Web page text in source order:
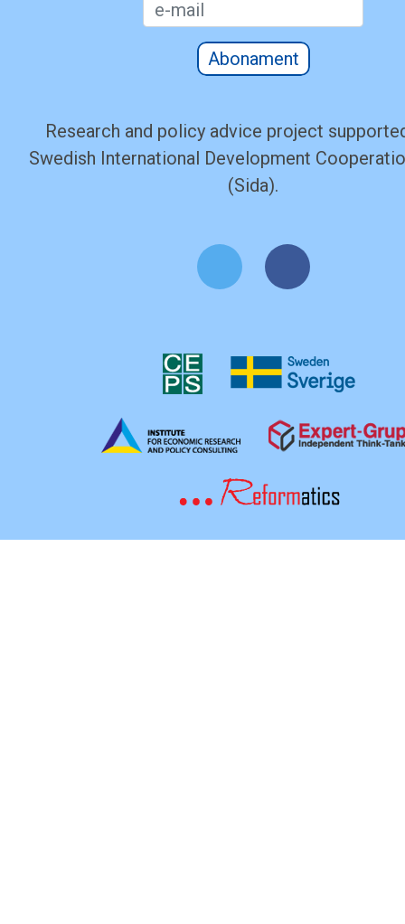
Abonament
Research and policy advice project
Swedish International Development
(Sida).